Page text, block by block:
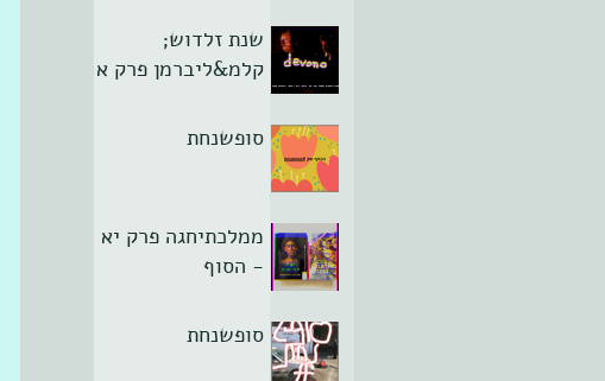
שנת זלדוש;
קלמ&ליברמן פרק א
סופשנחת
ממלכתיחגה פרק יא
- הסוף
סופשנחת